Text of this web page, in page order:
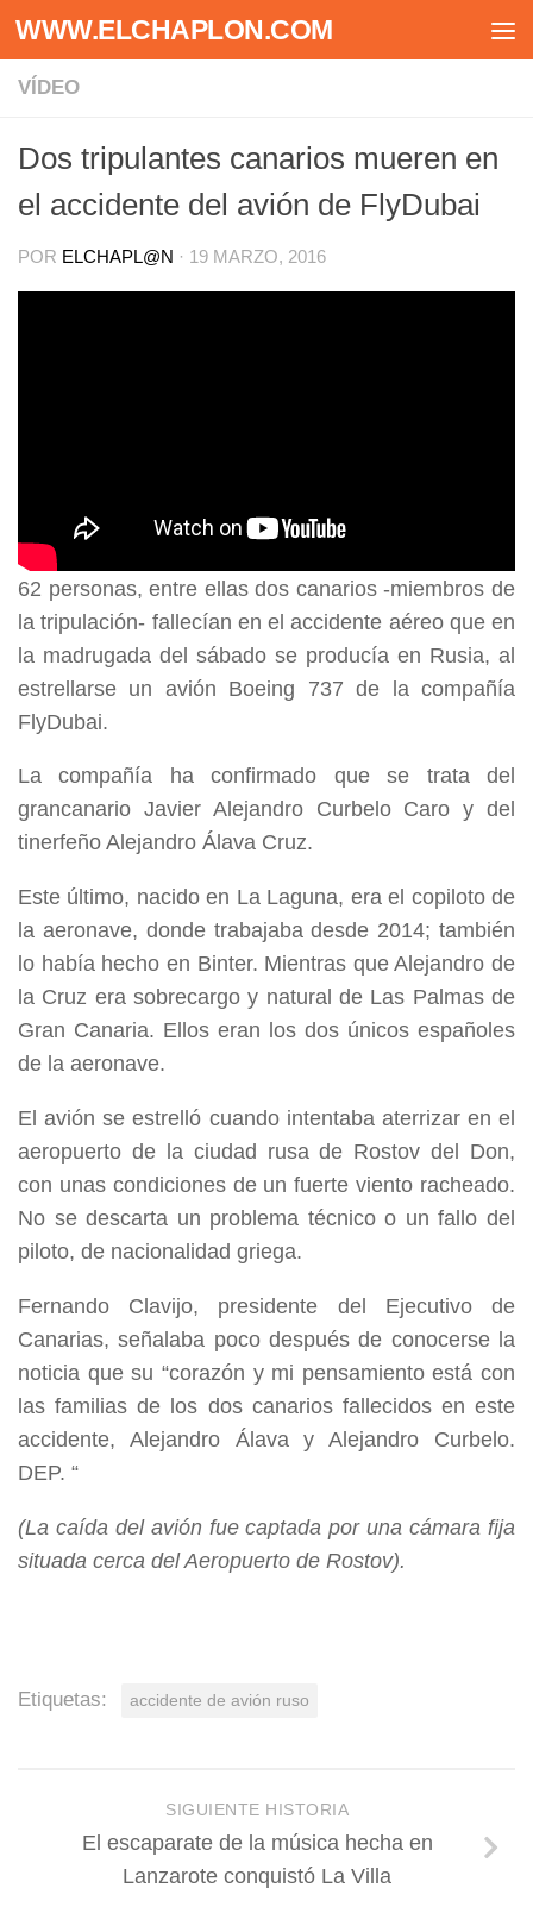
Saltar al contenido
WWW.ELCHAPLON.COM
VÍDEO
Dos tripulantes canarios mueren en
el accidente del avión de FlyDubai
POR ELCHAPL@N · 19 MARZO, 2016
62 personas, entre ellas dos canarios -miembros de
la tripulación- fallecían en el accidente aéreo que en
la madrugada del sábado se producía en Rusia, al
estrellarse un avión Boeing 737 de la compañía
FlyDubai.
La compañía ha confirmado que se trata del
grancanario Javier Alejandro Curbelo Caro y del
tinerfeño Alejandro Álava Cruz.
Este último, nacido en La Laguna, era el copiloto de
la aeronave, donde trabajaba desde 2014; también
lo había hecho en Binter. Mientras que Alejandro de
la Cruz era sobrecargo y natural de Las Palmas de
Gran Canaria. Ellos eran los dos únicos españoles
de la aeronave.
El avión se estrelló cuando intentaba aterrizar en el
aeropuerto de la ciudad rusa de Rostov del Don,
con unas condiciones de un fuerte viento racheado.
No se descarta un problema técnico o un fallo del
piloto, de nacionalidad griega.
Fernando Clavijo, presidente del Ejecutivo de
Canarias, señalaba poco después de conocerse la
noticia que su “corazón y mi pensamiento está con
las familias de los dos canarios fallecidos en este
accidente, Alejandro Álava y Alejandro Curbelo.
DEP. “
(La caída del avión fue captada por una cámara fija
situada cerca del Aeropuerto de Rostov).
Etiquetas: accidente de avión ruso
SIGUIENTE HISTORIA
El escaparate de la música hecha en
Lanzarote conquistó La Villa